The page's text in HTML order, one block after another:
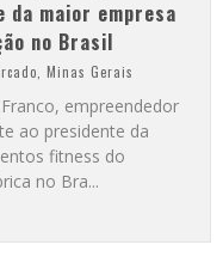
da maior empresa
no Brasil
Minas Gerais
empreendedor
ao presidente da
fitness do
no Bra...